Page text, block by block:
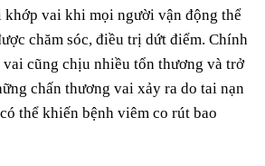
vai khi mọi người vận động thể
chăm sóc, điều trị dứt điểm. Chính
cũng chịu nhiều tổn thương và trở
chấn thương vai xảy ra do tai nạn
thể khiến bệnh viêm co rút bao